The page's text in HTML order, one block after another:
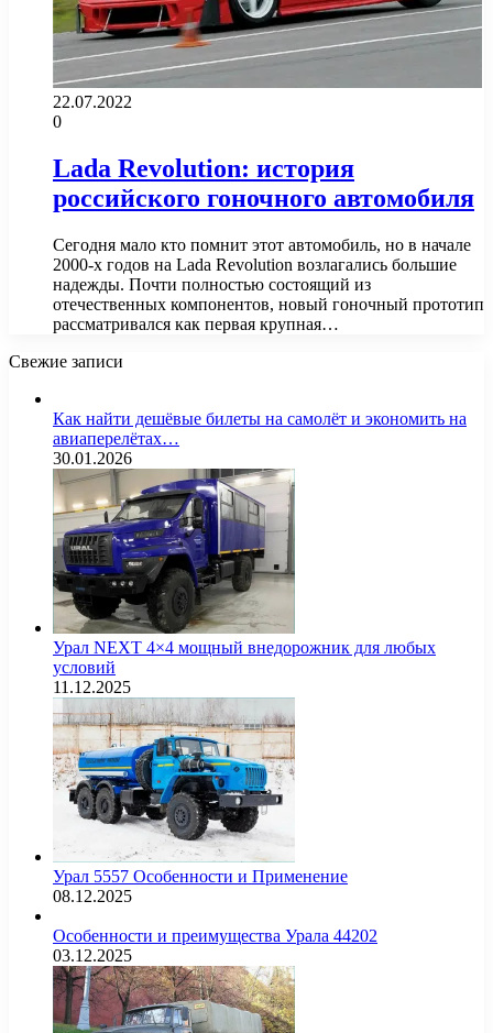
22.07.2022
0
Lada Revolution: история
российского гоночного автомобиля
Сегодня мало кто помнит этот автомобиль, но в начале
2000-х годов на Lada Revolution возлагались большие
надежды. Почти полностью состоящий из
отечественных компонентов, новый гоночный прототип
рассматривался как первая крупная…
Свежие записи
Как найти дешёвые билеты на самолёт и экономить на
авиаперелётах…
30.01.2026
Урал NEXT 4×4 мощный внедорожник для любых
условий
11.12.2025
Урал 5557 Особенности и Применение
08.12.2025
Особенности и преимущества Урала 44202
03.12.2025